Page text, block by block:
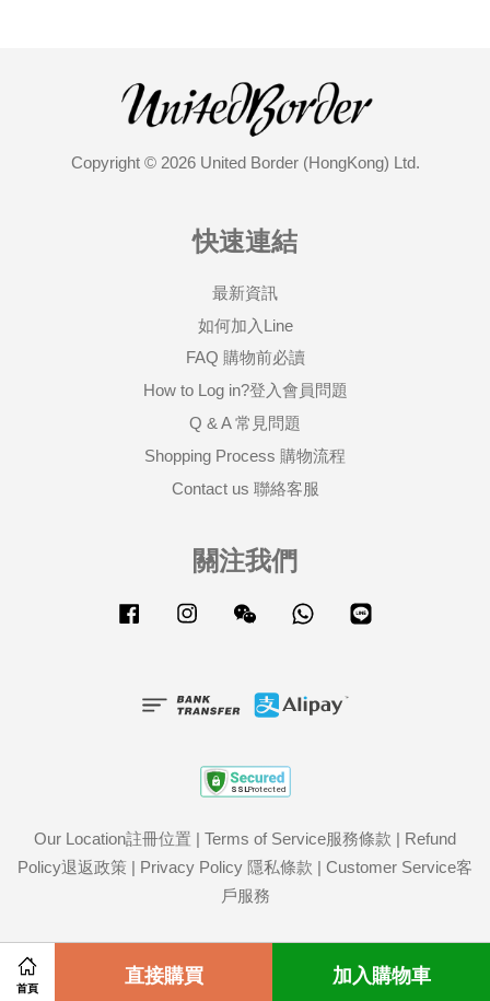
首頁
直接購買 加入購物車
Copyright © 2026 United Border (HongKong) Ltd.
快速連結
最新資訊
如何加入Line
FAQ 購物前必讀
How to Log in?登入會員問題
Q & A 常見問題
Shopping Process 購物流程
Contact us 聯絡客服
關注我們
Facebook Instagram Wechat Whatsapp
Our Location註冊位置 | Terms of Service服務條款 | Refund
Policy退返政策 | Privacy Policy 隱私條款 | Customer Service客
戶服務
Share on Facebook Share on Twitter